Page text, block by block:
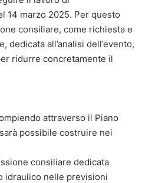
14 marzo 2025. Per questo
consiliare, come richiesta e
all’analisi dell’evento,
ridurre concretamente il
attraverso il Piano
possibile costruire nei
consiliare dedicata
idraulico nelle previsioni